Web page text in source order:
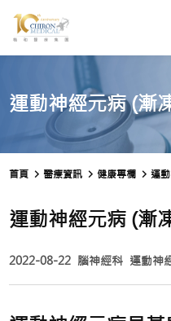
運動神經元病 (漸
首頁 醫療資訊 健康專欄
運動神經元病 (漸
2022-08-22 腦神經科 運動神